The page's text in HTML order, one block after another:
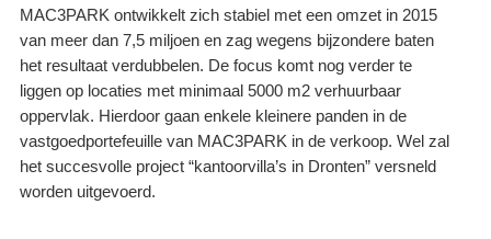
MAC3PARK ontwikkelt zich stabiel met een omzet in 2015
van meer dan 7,5 miljoen en zag wegens bijzondere baten
het resultaat verdubbelen. De focus komt nog verder te
liggen op locaties met minimaal 5000 m2 verhuurbaar
oppervlak. Hierdoor gaan enkele kleinere panden in de
vastgoedportefeuille van MAC3PARK in de verkoop. Wel zal
het succesvolle project “kantoorvilla’s in Dronten” versneld
worden uitgevoerd.